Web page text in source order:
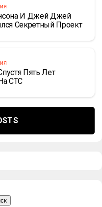
И Джей Джей
Секретный Проект
Пять Лет
СТС